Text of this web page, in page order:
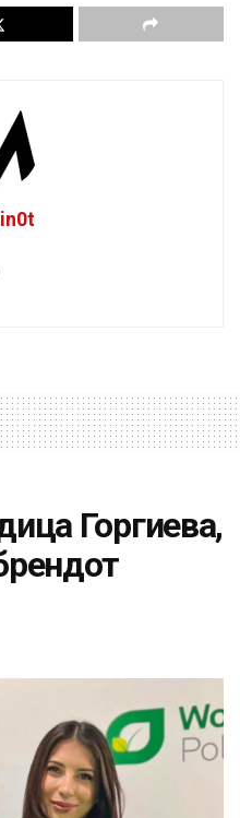
Горгиева,